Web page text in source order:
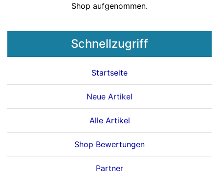
Shop aufgenommen.
Schnellzugriff
Startseite
Neue Artikel
Alle Artikel
Shop Bewertungen
Partner